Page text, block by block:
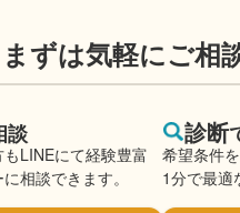
まずは気軽にご相
談
LINEにて経験豊富
相談できます。
診断
希望条件
1分で最適